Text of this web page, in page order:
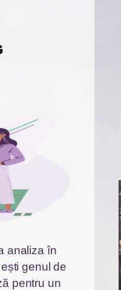
analiza în
genul de
pentru un